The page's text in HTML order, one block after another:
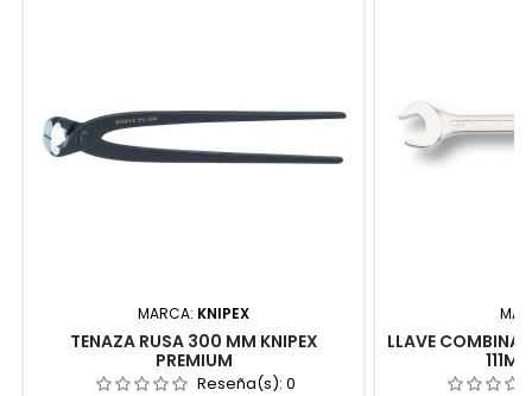
MARCA: KNIPEX
TENAZA RUSA 300 MM KNIPEX
PREMIUM
Reseña(s): 0
LLAVE